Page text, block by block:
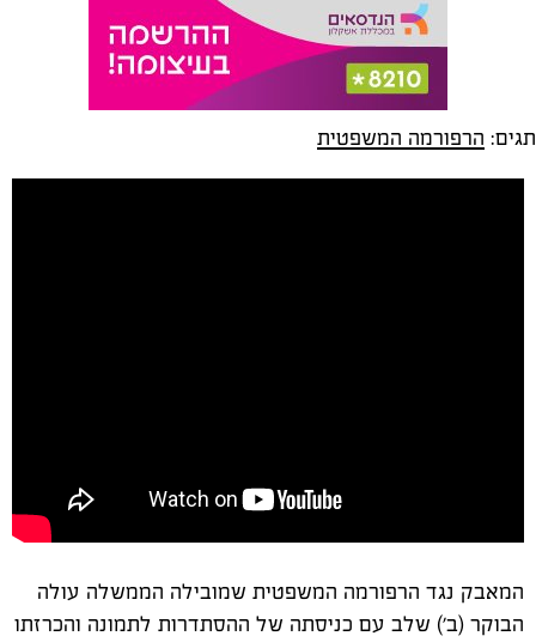
תגים: הרפורמה המשפטית
המאבק נגד הרפורמה המשפטית שמובילה הממשלה עולה
הבוקר (ב') שלב עם כניסתה של ההסתדרות לתמונה והכרזתו